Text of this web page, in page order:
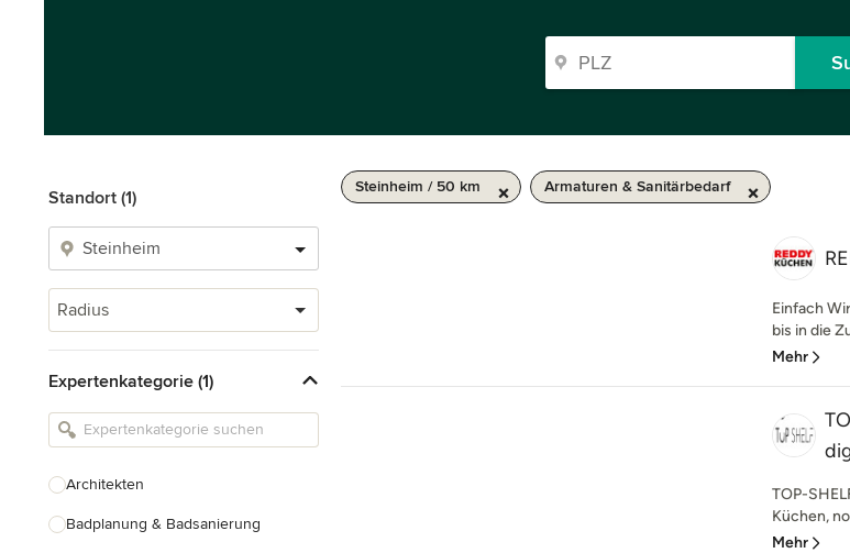
Standort (1)
Radius
Expertenkategorie (1)
Architekten
Badplanung & Badsanierung
Steinheim / 50 km Armaturen & Sanitärbedarf
Einfach
bis in die
Mehr
TOP-
Küchen,
Mehr